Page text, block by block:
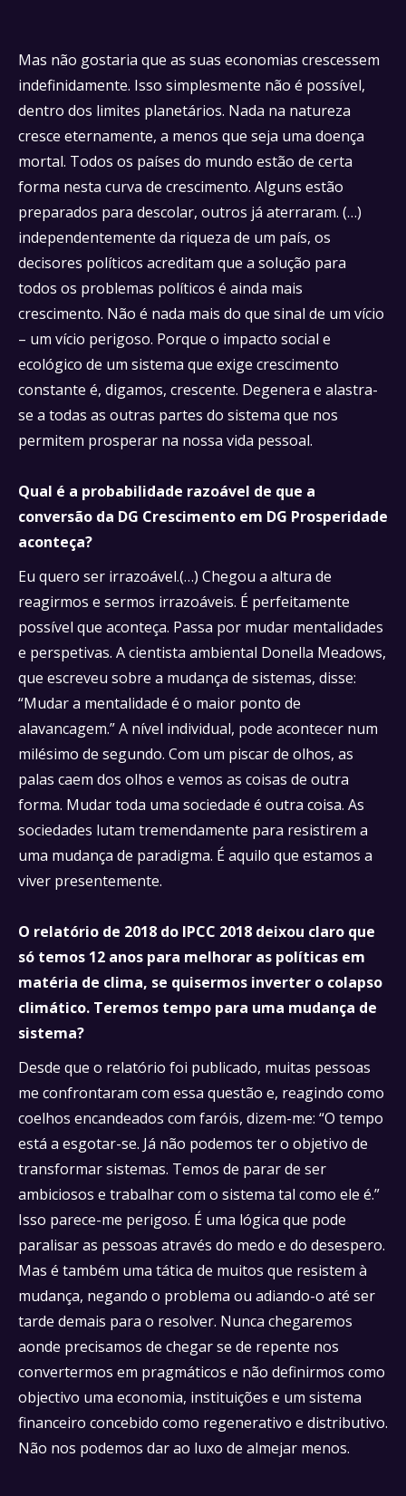
Mas não gostaria que as suas economias crescessem
indefinidamente. Isso simplesmente não é possível,
dentro dos limites planetários. Nada na natureza
cresce eternamente, a menos que seja uma doença
mortal. Todos os países do mundo estão de certa
forma nesta curva de crescimento. Alguns estão
preparados para descolar, outros já aterraram. (…)
independentemente da riqueza de um país, os
decisores políticos acreditam que a solução para
todos os problemas políticos é ainda mais
crescimento. Não é nada mais do que sinal de um vício
– um vício perigoso. Porque o impacto social e
ecológico de um sistema que exige crescimento
constante é, digamos, crescente. Degenera e alastra-
se a todas as outras partes do sistema que nos
permitem prosperar na nossa vida pessoal.
Qual é a probabilidade razoável de que a
conversão da DG Crescimento em DG Prosperidade
aconteça?
Eu quero ser irrazoável.(…) Chegou a altura de
reagirmos e sermos irrazoáveis. É perfeitamente
possível que aconteça. Passa por mudar mentalidades
e perspetivas. A cientista ambiental Donella Meadows,
que escreveu sobre a mudança de sistemas, disse:
“Mudar a mentalidade é o maior ponto de
alavancagem.” A nível individual, pode acontecer num
milésimo de segundo. Com um piscar de olhos, as
palas caem dos olhos e vemos as coisas de outra
forma. Mudar toda uma sociedade é outra coisa. As
sociedades lutam tremendamente para resistirem a
uma mudança de paradigma. É aquilo que estamos a
viver presentemente.
O relatório de 2018 do IPCC 2018 deixou claro que
só temos 12 anos para melhorar as políticas em
matéria de clima, se quisermos inverter o colapso
climático. Teremos tempo para uma mudança de
sistema?
Desde que o relatório foi publicado, muitas pessoas
me confrontaram com essa questão e, reagindo como
coelhos encandeados com faróis, dizem-me: “O tempo
está a esgotar-se. Já não podemos ter o objetivo de
transformar sistemas. Temos de parar de ser
ambiciosos e trabalhar com o sistema tal como ele é.”
Isso parece-me perigoso. É uma lógica que pode
paralisar as pessoas através do medo e do desespero.
Mas é também uma tática de muitos que resistem à
mudança, negando o problema ou adiando-o até ser
tarde demais para o resolver. Nunca chegaremos
aonde precisamos de chegar se de repente nos
convertermos em pragmáticos e não definirmos como
objectivo uma economia, instituições e um sistema
financeiro concebido como regenerativo e distributivo.
Não nos podemos dar ao luxo de almejar menos.